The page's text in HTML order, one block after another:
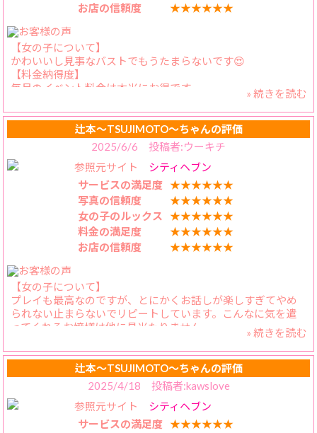
お店の信頼度
★★★★★★
【女の子について】
かわいいし見事なバストでもうたまらないです😍
【料金納得度】
毎月のイベント料金は本当にお得です
前日に空き時間があるけど長めの時間で遊べるか心配だった
ので電話で確認したところイベントの＋10分の時間で案内可
能との事で予約を確定してもらいすぐにホテルも予約🏨
これまで時間が合わず予約取れなくてやっと会えるのでもう
ウキウキ😍
いざご対面すると予想に反してまぁなんともフレンドリーで
明るい女の子でした❤️
喋るの大好きであっという間に打ち解けられる陽キャでこれ
はもう勝ち確👍
プレイに関しては濃厚な恋人イチャイチャで楽しめたのです
が何より持ち前の明るいキャラでお喋りも楽しく友達や彼女
と会話している様な時間を過ごしちょっとドジっ子な一面も
見えて純粋に楽しい時間を充実しました☺️
最後のシャワーを済ませた後の私のタバコを見て同じマンガ
にハマっていた事もあり親近感が湧きました😘
なかなか予約取れないけどまた会っていろんなお話しをもっ
としたいです！
長い時間を遊べる様に案内していただきありがとうございま
» 続きを読む
辻本〜TSUJIMOTO〜ちゃんの評価
2025/6/6 投稿者:ウーキチ
参照元サイト シティヘブン
サービスの満足度
★★★★★★
写真の信頼度
★★★★★★
女の子のルックス
★★★★★★
料金の満足度
★★★★★★
お店の信頼度
★★★★★★
【女の子について】
プレイも最高なのですが、とにかくお話しが楽しすぎてやめ
られない止まらないでリピートしています。こんなに気を遣
ってくれるお嬢様は他に見当たりません。
本指名料金が無料のイベント（チアガールイベント）はすご
く良いと思いました。新規客のイベントが多い中で、リピー
ターのお客さんにもっと光を当ててほしい。
ラブラブのイチャイチャからの感度抜群でＳ派の自分からす
ると最高なんです。πとムチムチボディも素晴らしいんです
» 続きを読む
辻本〜TSUJIMOTO〜ちゃんの評価
2025/4/18 投稿者:kawslove
参照元サイト シティヘブン
サービスの満足度
★★★★★★